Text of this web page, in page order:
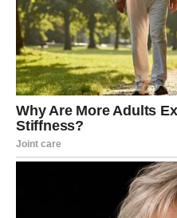
jednostavan, ali moćan: kad
podigneš, odbaciš neuspjehe i
Kada je ovo u pitanju, ja sam
da bake i žene isključivo brinu
detetu je najpotrebnija majka,
njega“, rekla je ona. Nema
trudna, bez muke nositi sve